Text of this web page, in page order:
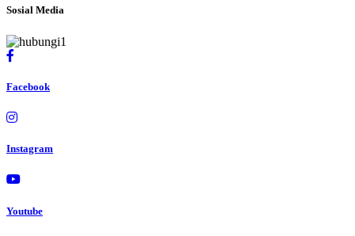
Sosial Media
Facebook
Instagram
Youtube